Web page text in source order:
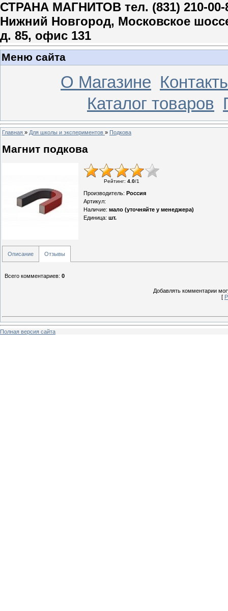
СТРАНА МАГНИТОВ тел. (831) 210-00-
Нижний Новгород, Московское
д. 85, офис 131
Меню сайта
О Магазине
Каталог товаров
Главная » Для школы и экспериментов » Подкова
Магнит подкова
Рейтинг: 4.0/1
Производитель: Россия
Артикул:
Наличие: мало (уточняйте у менеджера)
Единица: шт.
Описание Отзывы
Всего комментариев: 0
Добавлять комментарии
[
Полная версия сайта